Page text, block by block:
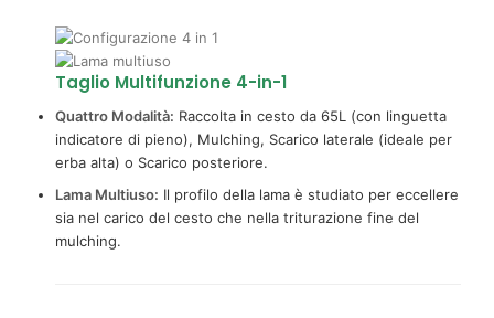
Taglio Multifunzione 4-in-1
Quattro Modalità: Raccolta in cesto da 65L (con linguetta
indicatore di pieno), Mulching, Scarico laterale (ideale per
erba alta) o Scarico posteriore.
Lama Multiuso: Il profilo della lama è studiato per eccellere
sia nel carico del cesto che nella triturazione fine del
mulching.